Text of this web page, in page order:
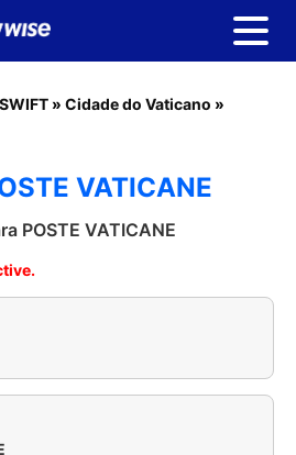
» Cidade do Vaticano »
VATICANE
POSTE VATICANE